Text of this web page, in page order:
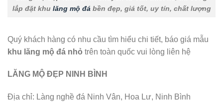
lắp đặt khu lăng mộ đá bền đẹp, giá tốt, uy tín, chất lượng
Quý khách hàng có nhu cầu tìm hiểu chi tiết, báo giá mẫu
khu lăng mộ đá nhỏ trên toàn quốc vui lòng liên hệ
LĂNG MỘ ĐẸP NINH BÌNH
Địa chỉ: Làng nghề đá Ninh Vân, Hoa Lư, Ninh Bình